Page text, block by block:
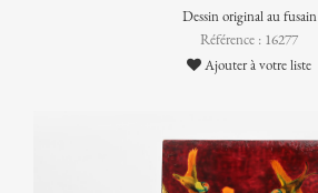
Dessin original au fusain
Référence : 16277
Ajouter à votre liste